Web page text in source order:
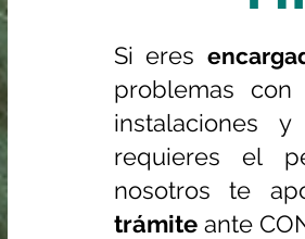
Si eres
problemas
instalaciones
requieres el
nosotros te
trámiteante